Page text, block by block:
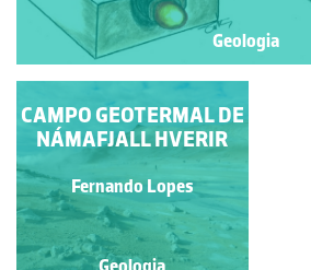
Geologia
FORMAÇÃO DE UM
CAMPO GEOTERMAL
Fernando Lopes
CAMPO GEOTERMAL DE
NÁMAFJALL HVERIR
Fernando Lopes